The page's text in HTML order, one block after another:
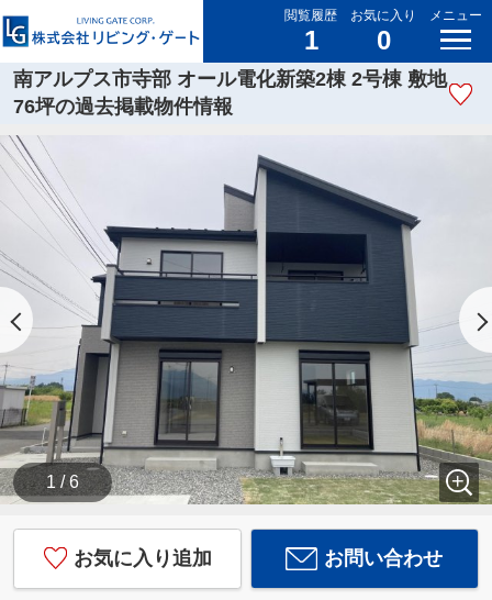
閲覧履歴
1
お気に入り
0
メニュー
南アルプス市寺部 オール電化新築2棟 2号棟 敷地
76坪の過去掲載物件情報
1 / 6
お気に入り追加 お問い合わせ